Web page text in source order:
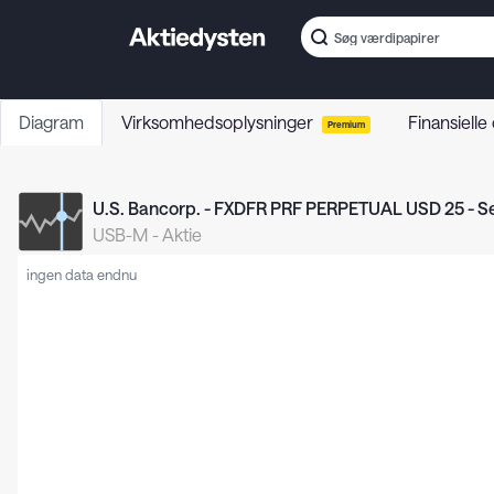
Diagram Virksomhedsoplysninger Premium
U.S. Bancorp. - FXDFR PRF PERPETUAL USD 25 -
USB-M -Aktie
ingen data endnu